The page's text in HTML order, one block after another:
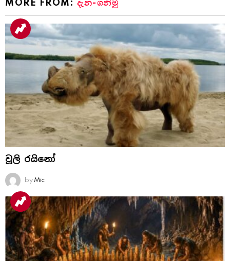
MORE FROM:දැන-ගනිමු
වූලි රයිනෝ
by Mic